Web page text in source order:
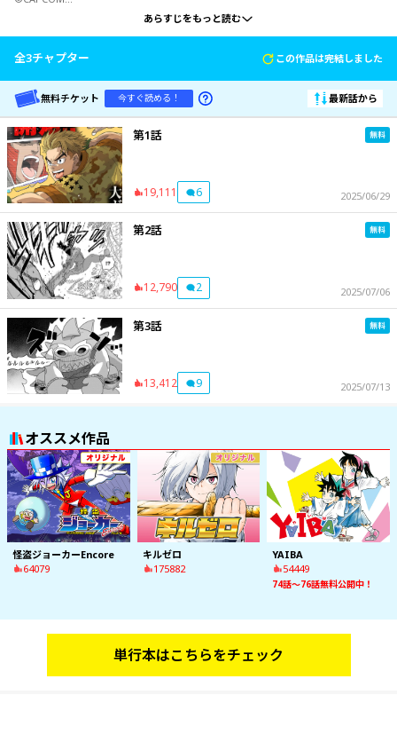
大人気格闘ゲーム『ストリートファイター6』の漫画がついに爆誕！　強者との戦い
を求め主人公・ルークの世界を巡る旅が始まる。
あらすじをもっと読む
全3チャプター この作品は完結しました
無料チケット 今すぐ読める！ 最新話から
第1話
19,111 6 2025/06/29
第2話
12,790 2 2025/07/06
第3話
13,412 9 2025/07/13
オススメ作品
怪盗ジョーカーEncore
64079
キルゼロ
175882
YAIBA
54449
74話～76話無料公開中！
単行本はこちらをチェック